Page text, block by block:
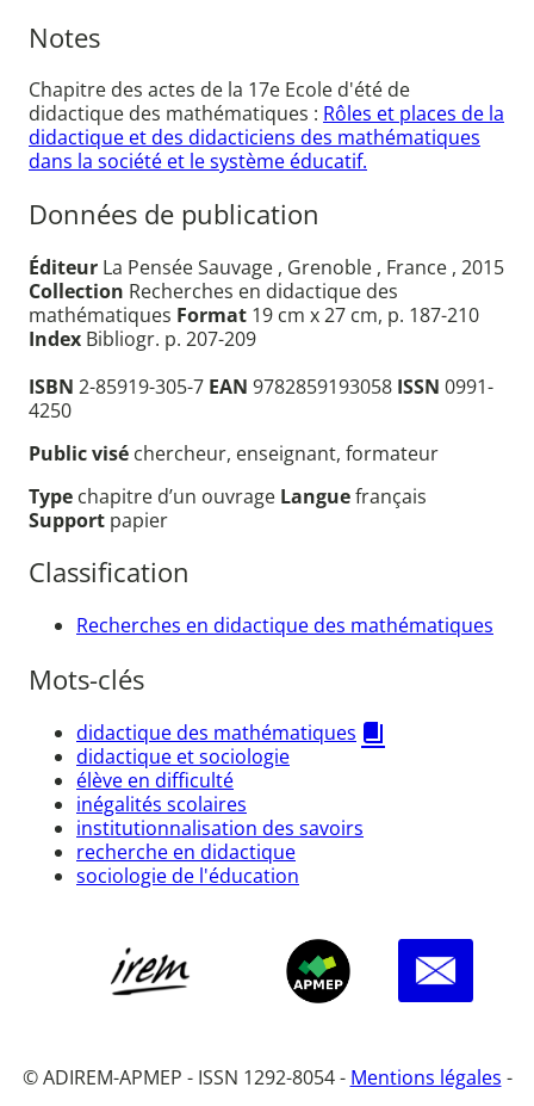
Notes
Chapitre des actes de la 17e Ecole d'été de
didactique des mathématiques : Rôles et places de la
didactique et des didacticiens des mathématiques
dans la société et le système éducatif.
Données de publication
Éditeur La Pensée Sauvage , Grenoble , France , 2015
Collection Recherches en didactique des
mathématiques Format 19 cm x 27 cm, p. 187-210
Index Bibliogr. p. 207-209
ISBN 2-85919-305-7 EAN 9782859193058 ISSN 0991-
4250
Public visé chercheur, enseignant, formateur
Type chapitre d’un ouvrage Languefrançais
Support papier
Classification
Recherches en didactique des mathématiques
Mots-clés
didactique des mathématiques
didactique et sociologie
élève en difficulté
inégalités scolaires
institutionnalisation des savoirs
recherche en didactique
sociologie de l'éducation
© ADIREM-APMEP - ISSN 1292-8054 - Mentions légales -